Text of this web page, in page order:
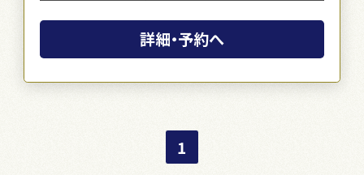
詳細・予約へ
1